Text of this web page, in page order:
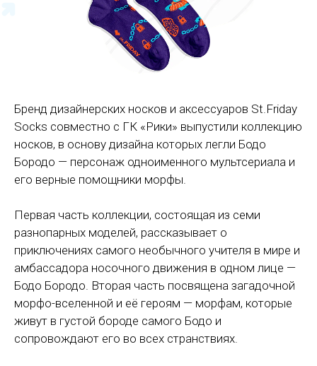
Бренд дизайнерских носков и аксессуаров St.Friday
Socks совместно с ГК «Рики» выпустили коллекцию
носков, в основу дизайна которых легли Бодо
Бородо — персонаж одноименного мультсериала и
его верные помощники морфы.
Первая часть коллекции, состоящая из семи
разнопарных моделей, рассказывает о
приключениях самого необычного учителя в мире и
амбассадора носочного движения в одном лице —
Бодо Бородо. Вторая часть посвящена загадочной
морфо-вселенной и её героям — морфам, которые
живут в густой бороде самого Бодо и
сопровождают его во всех странствиях.